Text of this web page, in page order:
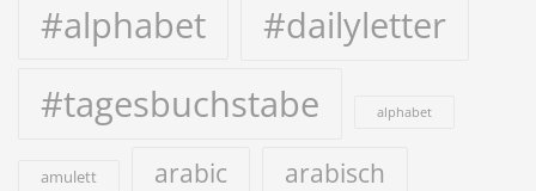
#alphabet
#dailyletter
#tagesbuchstabe
alphabet
amulett arabic arabisch